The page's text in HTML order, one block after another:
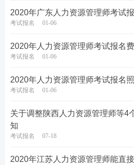
2020年广东人力资源管理师考试
考试报名 01-06
2020年人力资源管理师考试报名
考试报名 01-06
2020年人力资源管理师考试报名
考试报名 01-06
关于调整陕西人力资源管理师等4
知
考试报名 07-18
2020年江苏人力资源管理师能直